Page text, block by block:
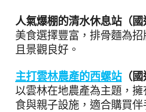
人氣爆棚的清水休息站（國
美食選擇豐富，排骨麵為
且景觀良好。
主打雲林農產的西螺站（國
以雲林在地農產為主題， 擁
食與親子設施， 適合購買伴